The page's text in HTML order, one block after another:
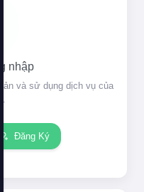
nhập
và sử dụng dịch vụ của
Đăng Ký